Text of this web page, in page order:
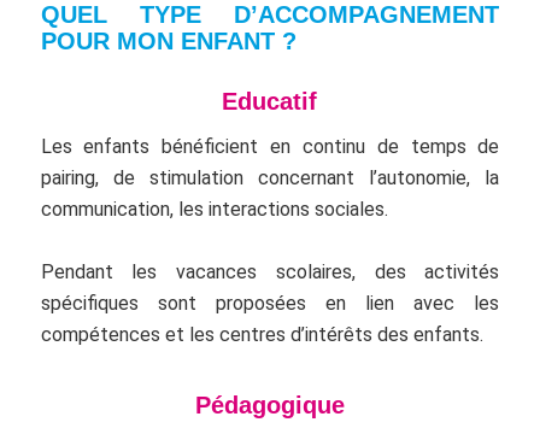
QUEL TYPE D’ACCOMPAGNEMENT
POUR MON ENFANT ?
Educatif
Les enfants bénéficient en continu de temps de
pairing, de stimulation concernant l’autonomie, la
communication, les interactions sociales.
Pendant les vacances scolaires, des activités
spécifiques sont proposées en lien avec les
compétences et les centres d’intérêts des enfants.
Pédagogique